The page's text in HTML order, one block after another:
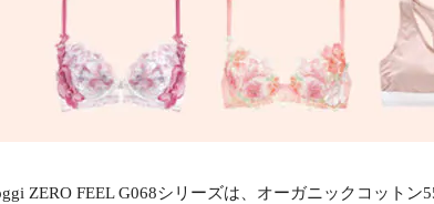
ZERO FEEL G068シリーズは、オーガニックコットン